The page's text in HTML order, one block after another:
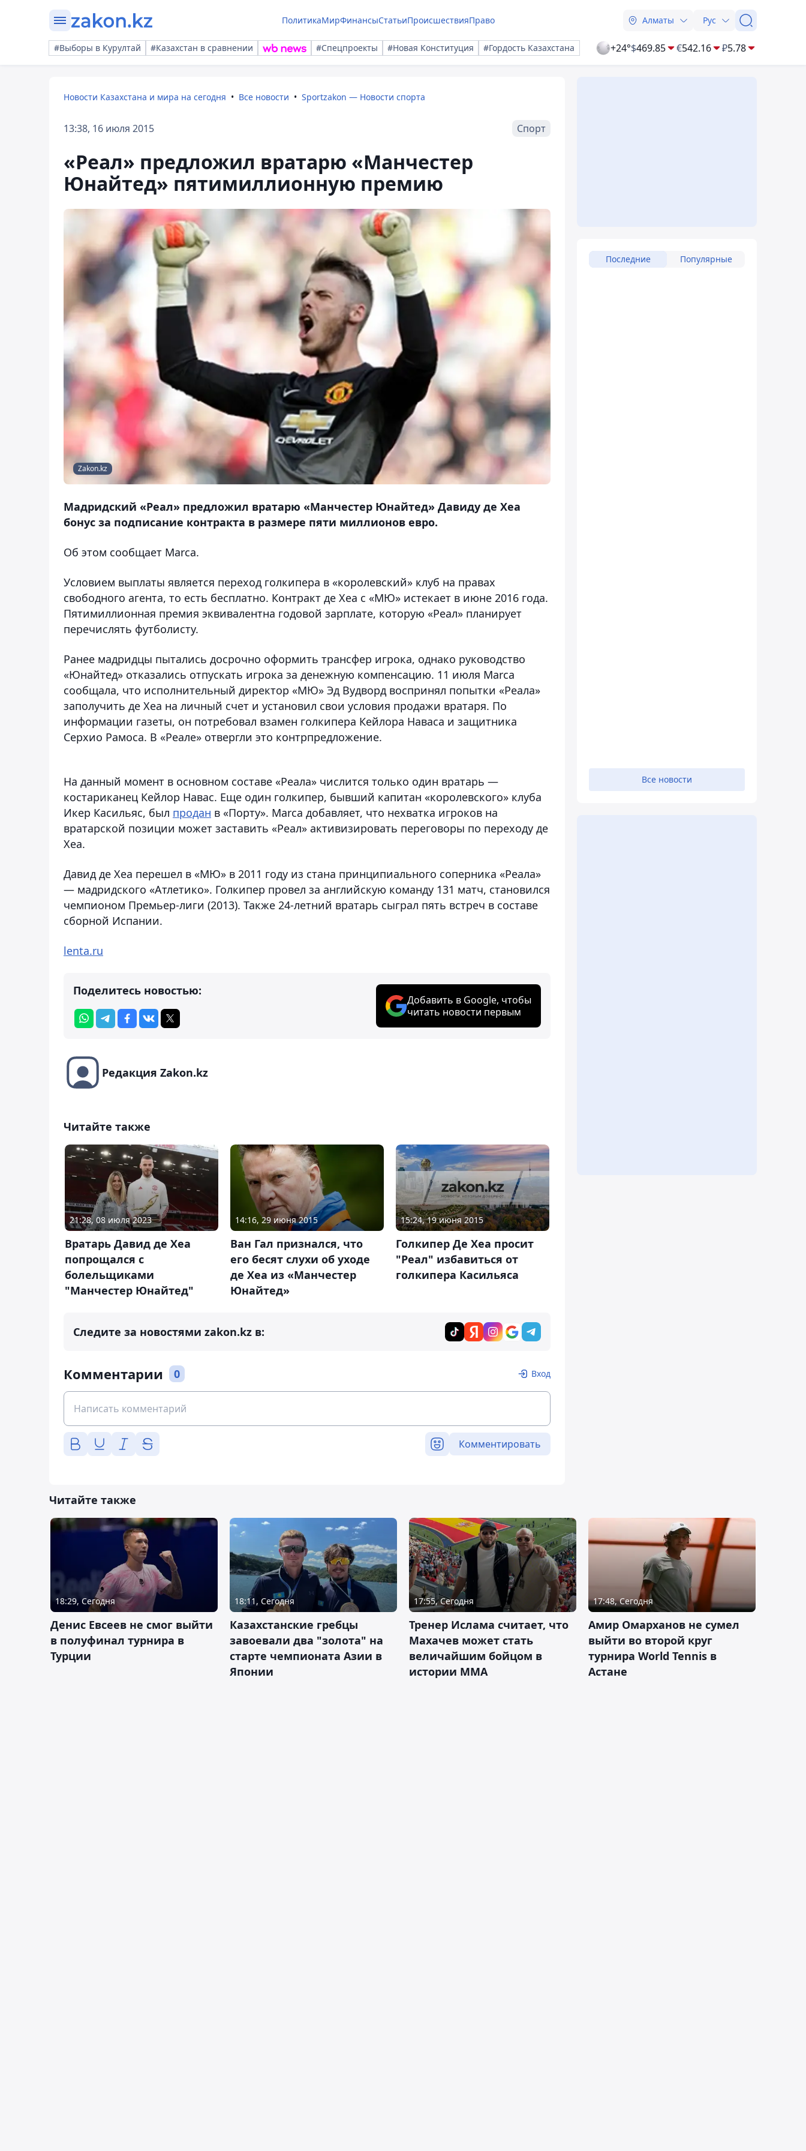
ПолитикаМирФинансыСтатьиПроисшествияПраво Алматы Рус
#Выборы в Курултай #Казахстан в сравнении #Спецпроекты #Новая Конституция #Гордость Казахстана +24°$469.85 €542.16 ₽5.78
Новости Казахстана и мира на сегодня Все новости Sportzakon — Новости спорта
13:38, 16 июля 2015 Спорт
«Реал» предложил вратарю «Манчестер
Юнайтед» пятимиллионную премию
Zakon.kz
Мадридский «Реал» предложил вратарю «Манчестер Юнайтед» Давиду де Хеа
бонус за подписание контракта в размере пяти миллионов евро.
Об этом сообщает Marca.
Условием выплаты является переход голкипера в «королевский» клуб на правах
свободного агента, то есть бесплатно. Контракт де Хеа с «МЮ» истекает в июне 2016 года.
Пятимиллионная премия эквивалентна годовой зарплате, которую «Реал» планирует
перечислять футболисту.
Ранее мадридцы пытались досрочно оформить трансфер игрока, однако руководство
«Юнайтед» отказались отпускать игрока за денежную компенсацию. 11 июля Marca
сообщала, что исполнительный директор «МЮ» Эд Вудворд воспринял попытки «Реала»
заполучить де Хеа на личный счет и установил свои условия продажи вратаря. По
информации газеты, он потребовал взамен голкипера Кейлора Наваса и защитника
Серхио Рамоса. В «Реале» отвергли это контрпредложение.
На данный момент в основном составе «Реала» числится только один вратарь —
костариканец Кейлор Навас. Еще один голкипер, бывший капитан «королевского» клуба
Икер Касильяс, был продан в «Порту». Marca добавляет, что нехватка игроков на
вратарской позиции может заставить «Реал» активизировать переговоры по переходу де
Хеа.
Давид де Хеа перешел в «МЮ» в 2011 году из стана принципиального соперника «Реала»
— мадридского «Атлетико». Голкипер провел за английскую команду 131 матч, становился
чемпионом Премьер-лиги (2013). Также 24-летний вратарь сыграл пять встреч в составе
сборной Испании.
lenta.ru
Поделитесь новостью:
Добавить в Google, чтобы
читать новости первым
Редакция Zakon.kz
Читайте также
21:28, 08 июля 2023
Вратарь Давид де Хеа
попрощался с
болельщиками
"Манчестер Юнайтед"
14:16, 29 июня 2015
Ван Гал признался, что
его бесят слухи об уходе
де Хеа из «Манчестер
Юнайтед»
15:24, 19 июня 2015
Голкипер Де Хеа просит
"Реал" избавиться от
голкипера Касильяса
Следите за новостями zakon.kz в:
Комментарии 0 Вход
Комментировать
Последние Популярные
Все новости
Читайте также
18:29, Сегодня
Денис Евсеев не смог выйти
в полуфинал турнира в
Турции
18:11, Сегодня
Казахстанские гребцы
завоевали два "золота" на
старте чемпионата Азии в
Японии
17:55, Сегодня
Тренер Ислама считает, что
Махачев может стать
величайшим бойцом в
истории ММА
17:48, Сегодня
Амир Омарханов не сумел
выйти во второй круг
турнира World Tennis в
Астане